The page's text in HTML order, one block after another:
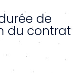
de
du contrat